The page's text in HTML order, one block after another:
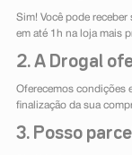
Sim! Você pode
em até 1h na loja mais
2. A Drogal
Oferecemos condições
finalização da sua
3. Posso